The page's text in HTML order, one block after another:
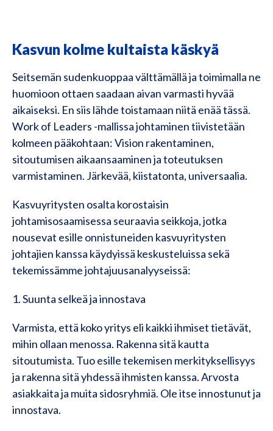
Kasvun kolme kultaista käskyä
Seitsemän sudenkuoppaa välttämällä ja toimimalla ne
huomioon ottaen saadaan aivan varmasti hyvää
aikaiseksi. En siis lähde toistamaan niitä enää tässä.
Work of Leaders -mallissa johtaminen tiivistetään
kolmeen pääkohtaan: Vision rakentaminen,
sitoutumisen aikaansaaminen ja toteutuksen
varmistaminen. Järkevää, kiistatonta, universaalia.
Kasvuyritysten osalta korostaisin
johtamisosaamisessa seuraavia seikkoja, jotka
nousevat esille onnistuneiden kasvuyritysten
johtajien kanssa käydyissä keskusteluissa sekä
tekemissämme johtajuusanalyyseissä:
1. Suunta selkeä ja innostava
Varmista, että koko yritys eli kaikki ihmiset tietävät,
mihin ollaan menossa. Rakenna sitä kautta
sitoutumista. Tuo esille tekemisen merkityksellisyys
ja rakenna sitä yhdessä ihmisten kanssa. Arvosta
asiakkaita ja muita sidosryhmiä. Ole itse innostunut ja
innostava.